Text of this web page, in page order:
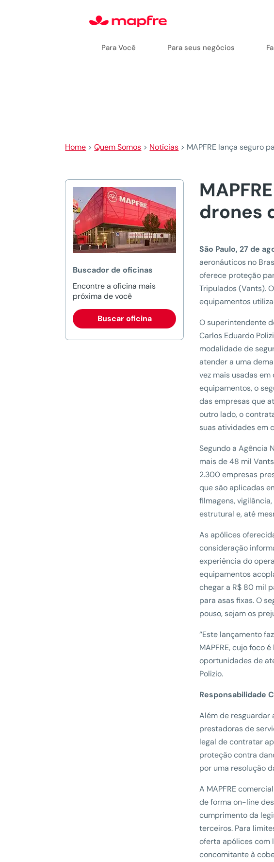
Para Você Para seus negócios
Home >Quem Somos > Notícias > MAPFRE lança seguro
Buscador de oficinas
Encontre a oficina mais
próxima de você
Buscar oficina
drones
São Paulo, 27 de
aeronáuticos no
oferece proteção
Tripulados (Vants).
equipamentos
O superintendente
Carlos Eduardo
modalidade de
atender a uma
vez mais usadas
equipamentos, o
das empresas que
outro lado, o
suas atividades em
Segundo a Agência
mais de 48 mil
2.300 empresas
que são aplicadas
filmagens,
estrutural e, até
As apólices
consideração
experiência do
equipamentos
chegar a R$ 80 mil
para asas fixas. O
pouso, sejam os
“Este lançamento
MAPFRE, cujo foco
oportunidades de
Polizio.
Responsabilidade
Além de resguardar
prestadoras de
legal de contratar
proteção contra
por uma resolução
A MAPFRE
de forma on-line
cumprimento da
terceiros. Para
oferta apólices com
concomitante à